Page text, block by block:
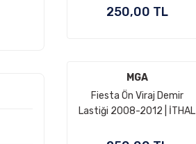
8A61 15K273 AC
250,00 TL
MGA
Fiesta Ön Viraj Demir
Lastiği 2008-2012 | İTHAL